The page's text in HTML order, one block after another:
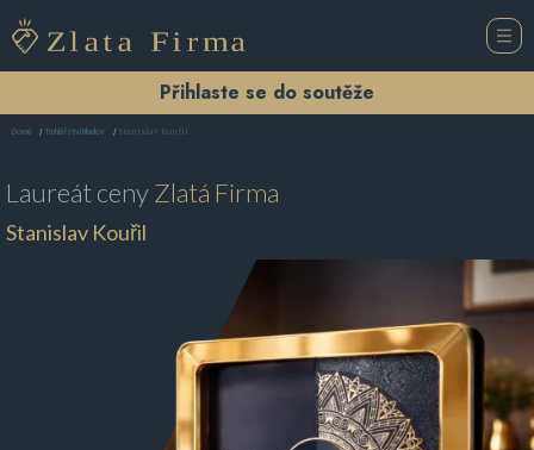
Přihlaste se do soutěže
Domů Truhlářství Bludov Stanislav Kouřil
Laureát cenyZlatá Firma
Stanislav Kouřil